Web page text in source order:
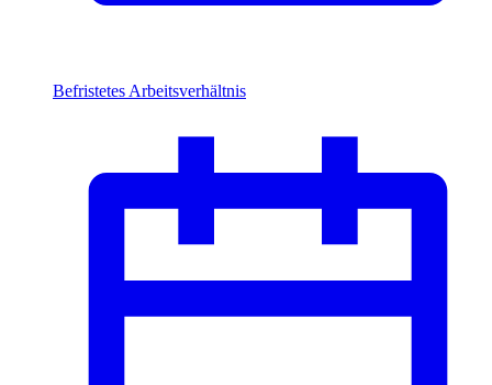
Befristetes Arbeitsverhältnis